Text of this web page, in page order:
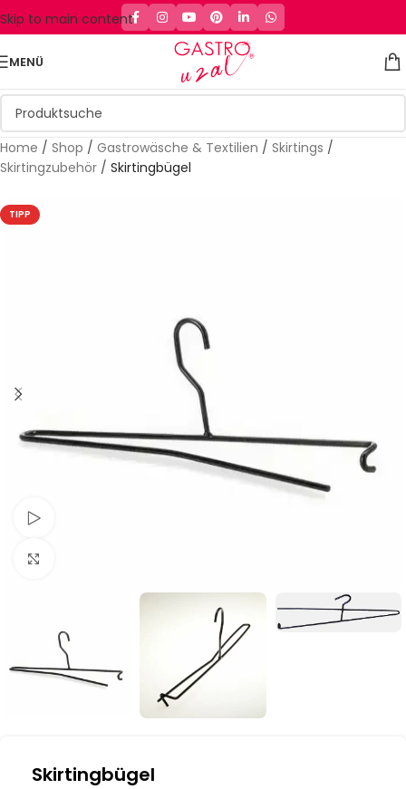
Skip to main content
MENÜ
Home / Shop / Gastrowäsche & Textilien / Skirtings /
Skirtingzubehör / Skirtingbügel
TIPP
Skirtingbügel